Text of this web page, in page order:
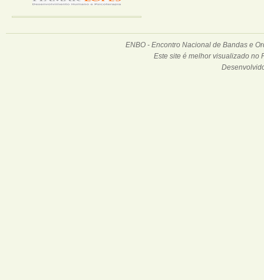
ENBO - Encontro Nacional de Bandas e
Este site é melhor visualizado no